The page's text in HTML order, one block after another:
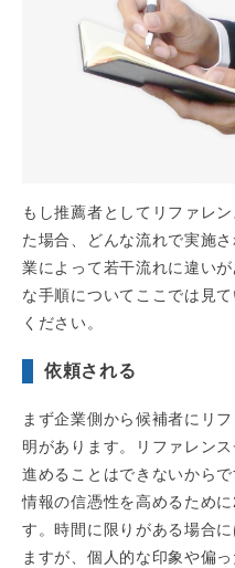
もし推薦者としてリファレ
た場合、どんな流れで実施
業によって若干流れに違い
な手順についてここでは見
ください。
依頼される
まず企業側から候補者にリ
明があります。リファレン
進めることはできないから
情報の信憑性を高めるため
す。時間に限りがある場合
ますが、個人的な印象や偏